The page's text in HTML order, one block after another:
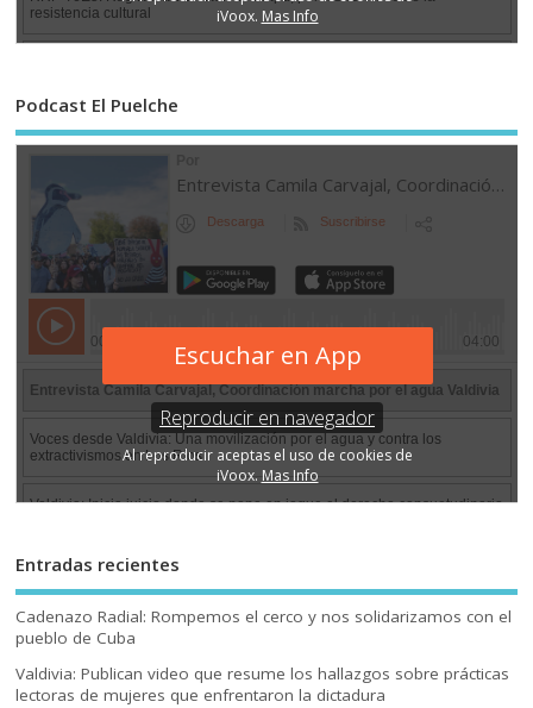
Podcast El Puelche
Entradas recientes
Cadenazo Radial: Rompemos el cerco y nos solidarizamos con el
pueblo de Cuba
Valdivia: Publican video que resume los hallazgos sobre prácticas
lectoras de mujeres que enfrentaron la dictadura